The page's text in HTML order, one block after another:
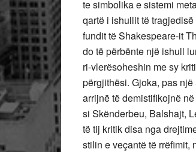
te simbolika e sistemi
qartë i ishullit të
fundit të Shakespeare-it
do të përbënte një ishull
ri-vlerësoheshin me sy
përgjithësi. Gjoka, pas
arrijnë të demistifikojnë
si Skënderbeu, Balshajt,
të tij kritik disa nga
stilin e veçantë të rrëfimit,